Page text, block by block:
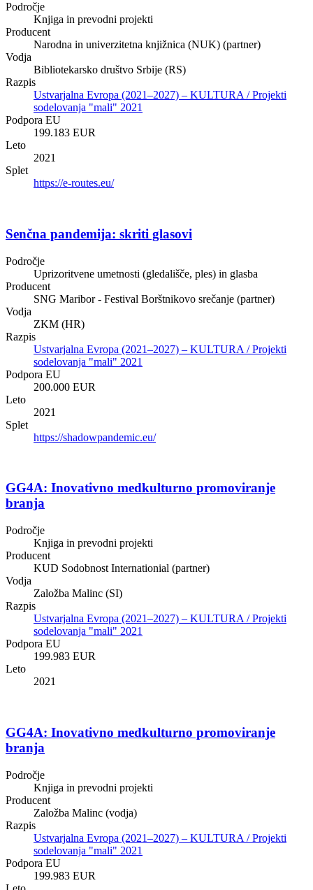
Področje
Knjiga in prevodni projekti
Producent
Narodna in univerzitetna knjižnica (NUK) (partner)
Vodja
Bibliotekarsko društvo Srbije (RS)
Razpis
Ustvarjalna Evropa (2021–2027) – KULTURA / Projekti
sodelovanja "mali" 2021
Podpora EU
199.183 EUR
Leto
2021
Splet
https://e-routes.eu/
Senčna pandemija: skriti glasovi
Področje
Uprizoritvene umetnosti (gledališče, ples) in glasba
Producent
SNG Maribor - Festival Borštnikovo srečanje (partner)
Vodja
ZKM (HR)
Razpis
Ustvarjalna Evropa (2021–2027) – KULTURA / Projekti
sodelovanja "mali" 2021
Podpora EU
200.000 EUR
Leto
2021
Splet
https://shadowpandemic.eu/
GG4A: Inovativno medkulturno promoviranje
branja
Področje
Knjiga in prevodni projekti
Producent
KUD Sodobnost Internationial (partner)
Vodja
Založba Malinc (SI)
Razpis
Ustvarjalna Evropa (2021–2027) – KULTURA / Projekti
sodelovanja "mali" 2021
Podpora EU
199.983 EUR
Leto
2021
GG4A: Inovativno medkulturno promoviranje
branja
Področje
Knjiga in prevodni projekti
Producent
Založba Malinc (vodja)
Razpis
Ustvarjalna Evropa (2021–2027) – KULTURA / Projekti
sodelovanja "mali" 2021
Podpora EU
199.983 EUR